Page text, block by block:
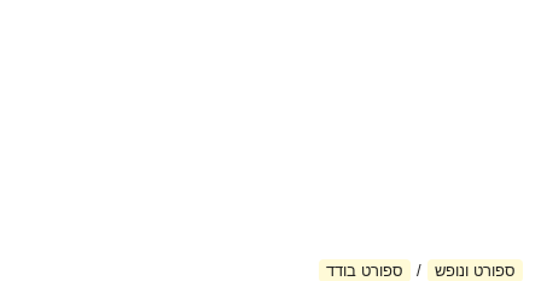
ספורט ונופש ספורט בודד